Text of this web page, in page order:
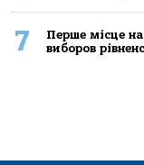
7
Перше місце на
виборов